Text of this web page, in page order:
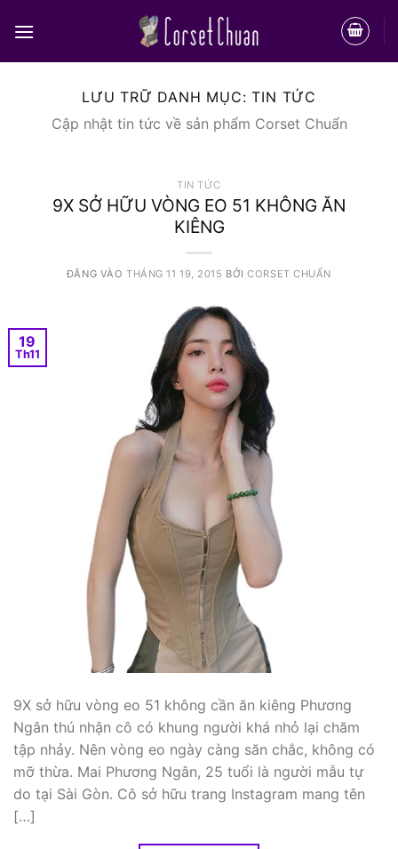
qua
LƯU TRỮ DANH MỤC:TIN TỨC
Cập nhật tin tức về sản phẩm Corset Chuẩn
TIN TỨC
9X SỞ HỮU VÒNG EO 51 KHÔNG ĂN
KIÊNG
ĐĂNG VÀO THÁNG 11 19, 2015 BỞICORSET CHUẨN
19
Th11
9X sở hữu vòng eo 51 không cần ăn kiêng Phương
Ngân thú nhận cô có khung người khá nhỏ lại chăm
tập nhảy. Nên vòng eo ngày càng săn chắc, không có
mỡ thừa. Mai Phương Ngân, 25 tuổi là người mẫu tự
do tại Sài Gòn. Cô sở hữu trang Instagram mang tên
[…]